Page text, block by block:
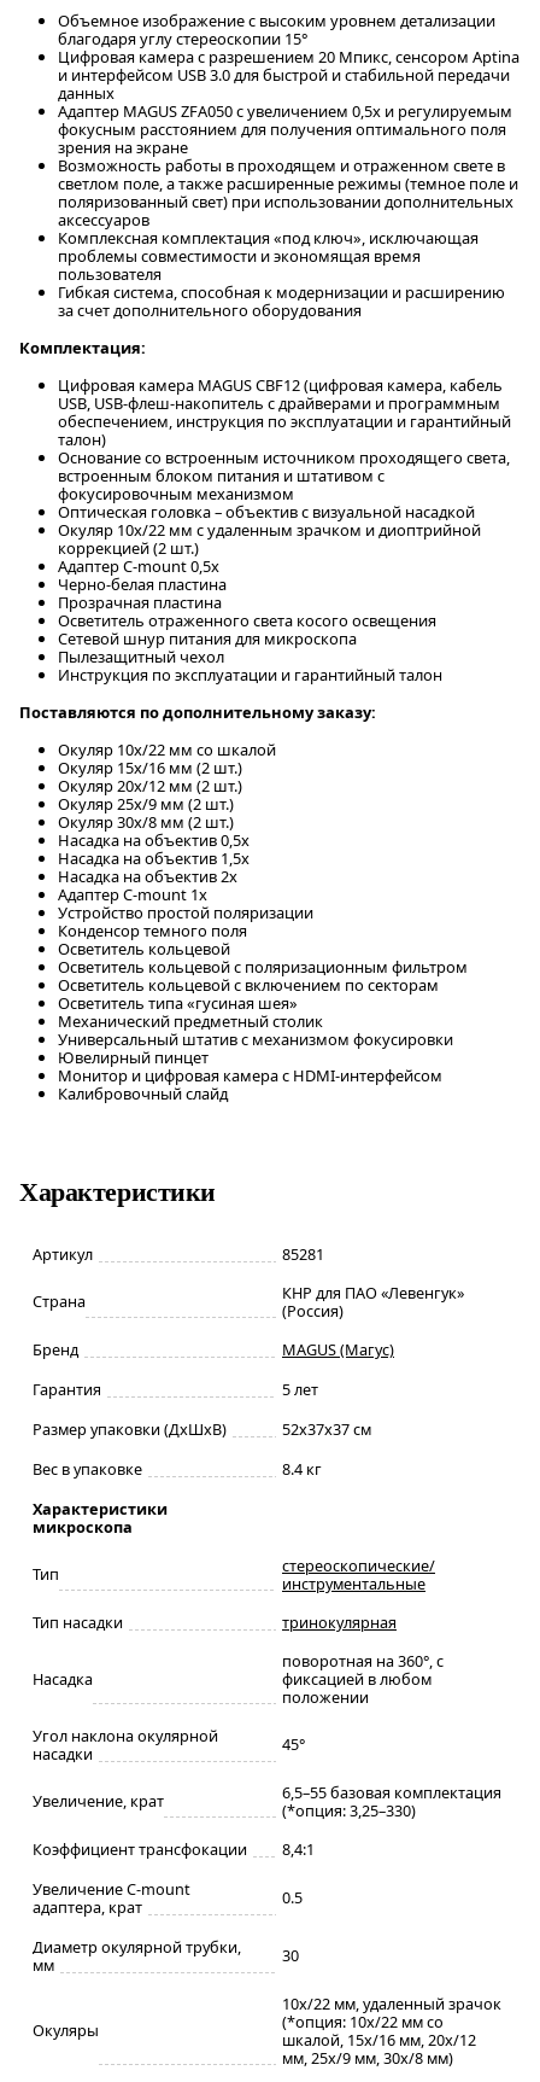
Объемное изображение с высоким уровнем детализации
благодаря углу стереоскопии 15°
Цифровая камера с разрешением 20 Мпикс, сенсором Aptina
и интерфейсом USB 3.0 для быстрой и стабильной передачи
данных
Адаптер MAGUS ZFA050 с увеличением 0,5x и регулируемым
фокусным расстоянием для получения оптимального поля
зрения на экране
Возможность работы в проходящем и отраженном свете в
светлом поле, а также расширенные режимы (темное поле и
поляризованный свет) при использовании дополнительных
аксессуаров
Комплексная комплектация «под ключ», исключающая
проблемы совместимости и экономящая время
пользователя
Гибкая система, способная к модернизации и расширению
за счет дополнительного оборудования
Комплектация:
Цифровая камера MAGUS CBF12 (цифровая камера, кабель
USB, USB-флеш-накопитель с драйверами и программным
обеспечением, инструкция по эксплуатации и гарантийный
талон)
Основание со встроенным источником проходящего света,
встроенным блоком питания и штативом с
фокусировочным механизмом
Оптическая головка – объектив с визуальной насадкой
Окуляр 10x/22 мм с удаленным зрачком и диоптрийной
коррекцией (2 шт.)
Адаптер C-mount 0,5х
Черно-белая пластина
Прозрачная пластина
Осветитель отраженного света косого освещения
Сетевой шнур питания для микроскопа
Пылезащитный чехол
Инструкция по эксплуатации и гарантийный талон
Поставляются по дополнительному заказу:
Окуляр 10x/22 мм со шкалой
Окуляр 15х/16 мм (2 шт.)
Окуляр 20х/12 мм (2 шт.)
Окуляр 25х/9 мм (2 шт.)
Окуляр 30х/8 мм (2 шт.)
Насадка на объектив 0,5x
Насадка на объектив 1,5x
Насадка на объектив 2x
Адаптер C-mount 1х
Устройство простой поляризации
Конденсор темного поля
Осветитель кольцевой
Осветитель кольцевой с поляризационным фильтром
Осветитель кольцевой с включением по секторам
Осветитель типа «гусиная шея»
Механический предметный столик
Универсальный штатив с механизмом фокусировки
Ювелирный пинцет
Монитор и цифровая камера с HDMI-интерфейсом
Калибровочный слайд
Характеристики
Артикул 85281
Страна
КНР для ПАО «Левенгук»
(Россия)
Бренд
MAGUS (Магус)
Гарантия
5 лет
Размер упаковки (ДxШxВ)
52x37x37 см
Вес в упаковке
8.4 кг
Характеристики
микроскопа
Тип
стереоскопические/
инструментальные
Тип насадки
тринокулярная
Насадка
поворотная на 360°, с
фиксацией в любом
положении
Угол наклона окулярной
насадки
45°
Увеличение, крат
6,5–55 базовая комплектация
(*опция: 3,25–330)
Коэффициент трансфокации
8,4:1
Увеличение C-mount
адаптера, крат
0.5
Диаметр окулярной трубки,
мм
30
Окуляры
10x/22 мм, удаленный зрачок
(*опция: 10x/22 мм со
шкалой, 15x/16 мм, 20х/12
мм, 25x/9 мм, 30x/8 мм)